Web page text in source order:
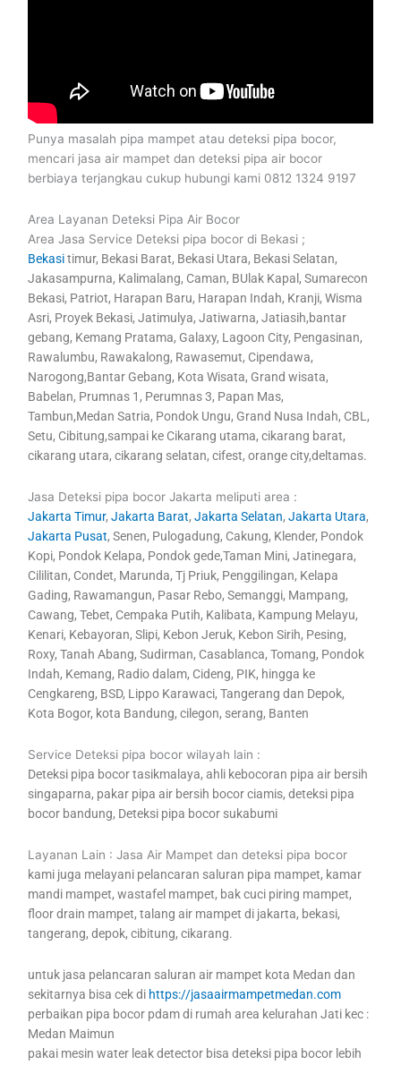
Punya masalah pipa mampet atau deteksi pipa bocor,
mencari jasa air mampet dan deteksi pipa air bocor
berbiaya terjangkau cukup hubungi kami 0812 1324 9197
Area Layanan Deteksi Pipa Air Bocor
Area Jasa Service Deteksi pipa bocor di Bekasi ;
Bekasitimur, Bekasi Barat, Bekasi Utara, Bekasi Selatan,
Jakasampurna, Kalimalang, Caman, BUlak Kapal, Sumarecon
Bekasi, Patriot, Harapan Baru, Harapan Indah, Kranji, Wisma
Asri, Proyek Bekasi, Jatimulya, Jatiwarna, Jatiasih,bantar
gebang, Kemang Pratama, Galaxy, Lagoon City, Pengasinan,
Rawalumbu, Rawakalong, Rawasemut, Cipendawa,
Narogong,Bantar Gebang, Kota Wisata, Grand wisata,
Babelan, Prumnas 1, Perumnas 3, Papan Mas,
Tambun,Medan Satria, Pondok Ungu, Grand Nusa Indah, CBL,
Setu, Cibitung,sampai ke Cikarang utama, cikarang barat,
cikarang utara, cikarang selatan, cifest, orange city,deltamas.
Jasa Deteksi pipa bocor Jakarta meliputi area :
Jakarta Timur,Jakarta Barat,Jakarta Selatan,Jakarta Utara,
Jakarta Pusat, Senen, Pulogadung, Cakung, Klender, Pondok
Kopi, Pondok Kelapa, Pondok gede,Taman Mini, Jatinegara,
Cililitan, Condet, Marunda, Tj Priuk, Penggilingan, Kelapa
Gading, Rawamangun, Pasar Rebo, Semanggi, Mampang,
Cawang, Tebet, Cempaka Putih, Kalibata, Kampung Melayu,
Kenari, Kebayoran, Slipi, Kebon Jeruk, Kebon Sirih, Pesing,
Roxy, Tanah Abang, Sudirman, Casablanca, Tomang, Pondok
Indah, Kemang, Radio dalam, Cideng, PIK, hingga ke
Cengkareng, BSD, Lippo Karawaci, Tangerang dan Depok,
Kota Bogor, kota Bandung, cilegon, serang, Banten
Service Deteksi pipa bocor wilayah lain :
Deteksi pipa bocor tasikmalaya, ahli kebocoran pipa air bersih
singaparna, pakar pipa air bersih bocor ciamis, deteksi pipa
bocor bandung, Deteksi pipa bocor sukabumi
Layanan Lain : Jasa Air Mampet dan deteksi pipa bocor
kami juga melayani pelancaran saluran pipa mampet, kamar
mandi mampet, wastafel mampet, bak cuci piring mampet,
floor drain mampet, talang air mampet di jakarta, bekasi,
tangerang, depok, cibitung, cikarang.
untuk jasa pelancaran saluran air mampet kota Medan dan
sekitarnya bisa cek di https://jasaairmampetmedan.com
perbaikan pipa bocor pdam di rumah area kelurahan Jati kec :
Medan Maimun
pakai mesin water leak detector bisa deteksi pipa bocor lebih